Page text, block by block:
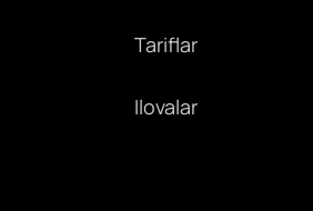
Tariflar
Ilovalar